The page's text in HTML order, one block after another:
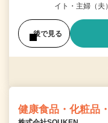
イト・主婦（
後で見る
健康食品・化粧品